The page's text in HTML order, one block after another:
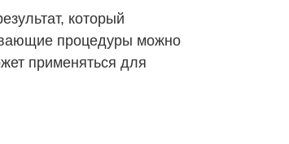
который
процедуры можно
применяться для